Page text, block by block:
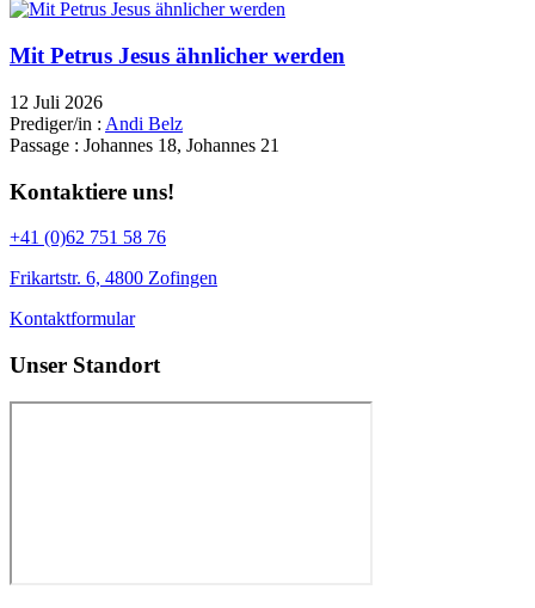
Mit Petrus Jesus ähnlicher werden
12 Juli 2026
Prediger/in : Andi Belz
Passage : Johannes 18, Johannes 21
Kontaktiere uns!
+41 (0)62 751 58 76
Frikartstr. 6, 4800 Zofingen
Kontaktformular
Unser Standort